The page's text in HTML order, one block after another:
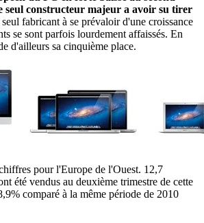
seul constructeur majeur a avoir su tirer
seul fabricant à se prévaloir d'une croissance
se sont parfois lourdement affaissés. En
d'ailleurs sa cinquième place.
pour l'Europe de l'Ouest. 12,7
été vendus au deuxième trimestre de cette
comparé à la même période de 2010